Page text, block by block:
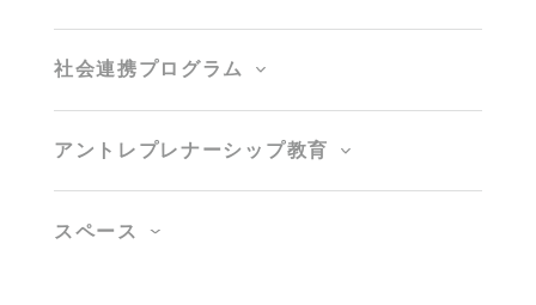
社会連携プログラム
アントレプレナーシップ教育
スペース